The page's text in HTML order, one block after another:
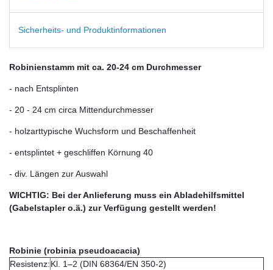
Sicherheits- und Produktinformationen
Robinienstamm mit ca. 20-24 cm Durchmesser
- nach Entsplinten
- 20 - 24 cm circa Mittendurchmesser
- holzarttypische Wuchsform und Beschaffenheit
- entsplintet + geschliffen Körnung 40
- div. Längen zur Auswahl
WICHTIG: Bei der Anlieferung muss ein Abladehilfsmittel
(Gabelstapler o.ä.) zur Verfügung gestellt werden!
Robinie (robinia pseudoacacia)
Resistenz:Kl. 1–2 (DIN 68364/EN 350-2)